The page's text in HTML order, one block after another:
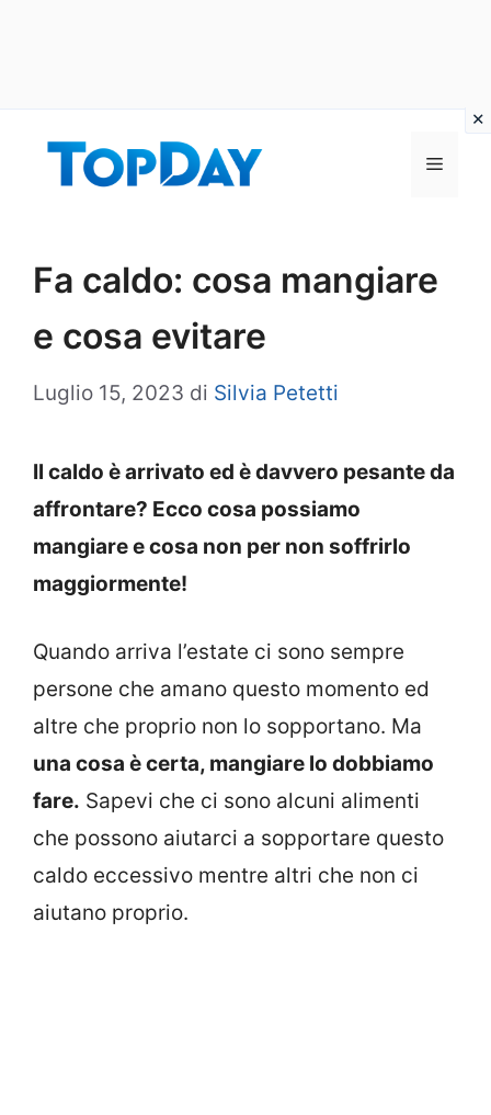
Menu
Fa caldo: cosa mangiare
e cosa evitare
Luglio 15, 2023 di Silvia Petetti
Il caldo è arrivato ed è davvero pesante da
affrontare? Ecco cosa possiamo
mangiare e cosa non per non soffrirlo
maggiormente!
Quando arriva l’estate ci sono sempre
persone che amano questo momento ed
altre che proprio non lo sopportano. Ma
una cosa è certa, mangiare lo dobbiamo
fare. Sapevi che ci sono alcuni alimenti
che possono aiutarci a sopportare questo
caldo eccessivo mentre altri che non ci
aiutano proprio.